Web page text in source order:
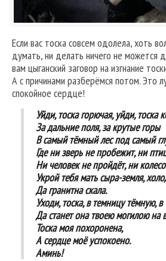
Если вас тоска совсем одолела, хоть
думать, ни делать ничего не можется
вам цыганский заговор на изгнание
А с причинами разберёмся потом. Это
спокойное сердце!
Уйди, тоска горючая, уйди, тоска
За дальние поля, за крутые горы
В самый тёмный лес под самый
Где ни зверь не пробежит, ни
Ни человек не пройдёт, ни
Укрой тебя мать сыра-земля,
Да гранитна скала.
Уходи, тоска, в темницу тёмную,
Да станет она твоею могилою на
Тоска моя похоронена,
А сердце моё успокоено.
Аминь!